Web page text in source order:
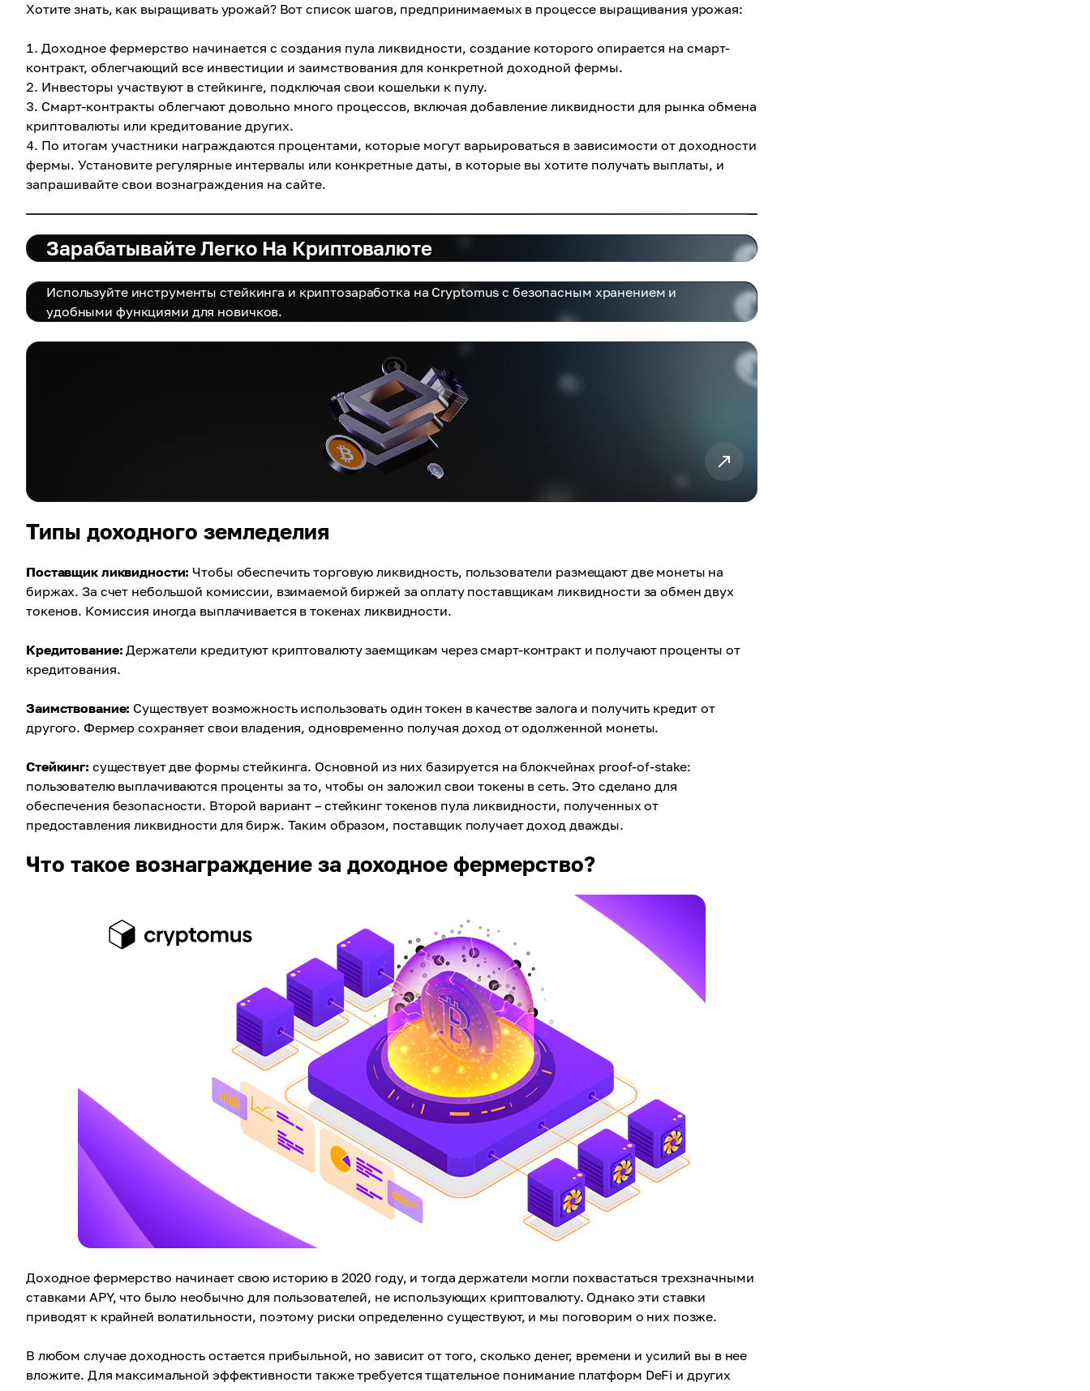
Хотите знать, как выращивать урожай? Вот список шагов, предпринимаемых в процессе выращивания урожая:
Доходное фермерство начинается с создания пула ликвидности, создание которого опирается на смарт-
контракт, облегчающий все инвестиции и заимствования для конкретной доходной фермы.
Инвесторы участвуют в стейкинге, подключая свои кошельки к пулу.
Смарт-контракты облегчают довольно много процессов, включая добавление ликвидности для рынка обмена
криптовалюты или кредитование других.
По итогам участники награждаются процентами, которые могут варьироваться в зависимости от доходности
фермы. Установите регулярные интервалы или конкретные даты, в которые вы хотите получать выплаты, и
запрашивайте свои вознаграждения на сайте.
Зарабатывайте Легко На Криптовалюте
Используйте инструменты стейкинга и криптозаработка на Cryptomus с безопасным хранением и
удобными функциями для новичков.
Типы доходного земледелия
Поставщик ликвидности: Чтобы обеспечить торговую ликвидность, пользователи размещают две монеты на
биржах. За счет небольшой комиссии, взимаемой биржей за оплату поставщикам ликвидности за обмен двух
токенов. Комиссия иногда выплачивается в токенах ликвидности.
Кредитование: Держатели кредитуют криптовалюту заемщикам через смарт-контракт и получают проценты от
кредитования.
Заимствование: Существует возможность использовать один токен в качестве залога и получить кредит от
другого. Фермер сохраняет свои владения, одновременно получая доход от одолженной монеты.
Стейкинг: существует две формы стейкинга. Основной из них базируется на блокчейнах proof-of-stake:
пользователю выплачиваются проценты за то, чтобы он заложил свои токены в сеть. Это сделано для
обеспечения безопасности. Второй вариант – стейкинг токенов пула ликвидности, полученных от
предоставления ликвидности для бирж. Таким образом, поставщик получает доход дважды.
Что такое вознаграждение за доходное фермерство?
Доходное фермерство начинает свою историю в 2020 году, и тогда держатели могли похвастаться трехзначными
ставками APY, что было необычно для пользователей, не использующих криптовалюту. Однако эти ставки
приводят к крайней волатильности, поэтому риски определенно существуют, и мы поговорим о них позже.
В любом случае доходность остается прибыльной, но зависит от того, сколько денег, времени и усилий вы в нее
вложите. Для максимальной эффективности также требуется тщательное понимание платформ DeFi и других